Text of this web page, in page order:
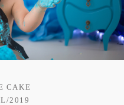
CAKE
2019